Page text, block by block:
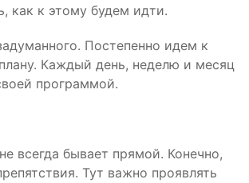
как к этому будем идти.
Постепенно идем к
Каждый день, неделю и месяц
программой.
всегда бывает прямой. Конечно,
Тут важно проявлять